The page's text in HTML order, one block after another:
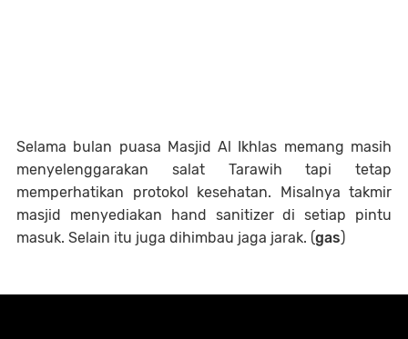
Selama bulan puasa Masjid Al Ikhlas memang masih
menyelenggarakan salat Tarawih tapi tetap
memperhatikan protokol kesehatan. Misalnya takmir
masjid menyediakan hand sanitizer di setiap pintu
masuk. Selain itu juga dihimbau jaga jarak. (gas)